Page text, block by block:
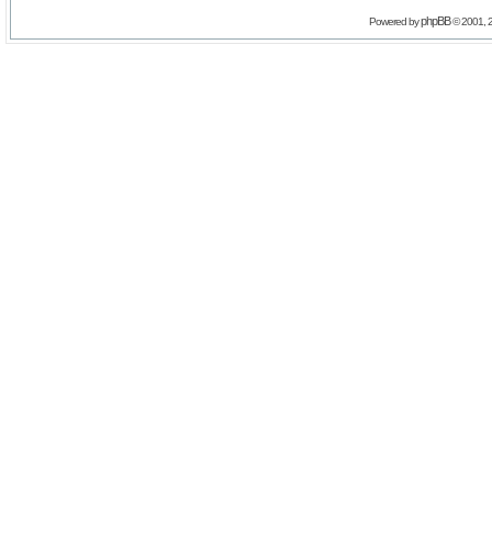
Powered byphpBB© 2001,